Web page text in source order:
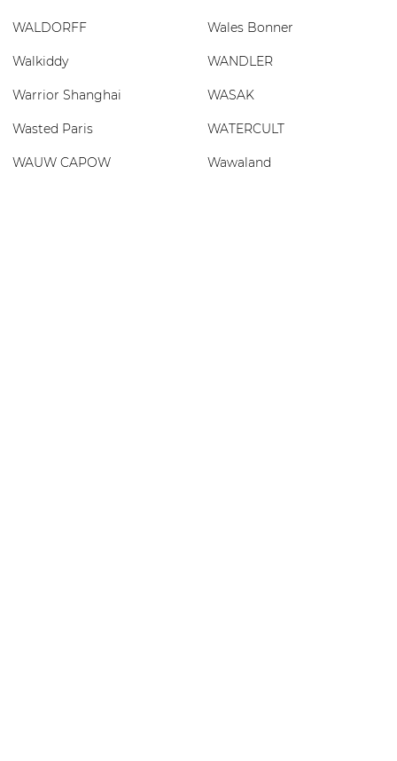
WALDORFF Wales Bonner
Walkiddy WANDLER
Warrior Shanghai WASAK
Wasted Paris WATERCULT
WAUW CAPOW Wawaland